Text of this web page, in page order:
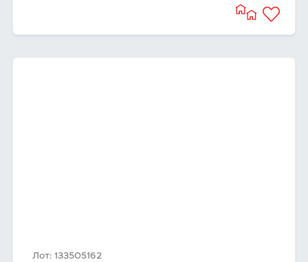
Лот: 133505162